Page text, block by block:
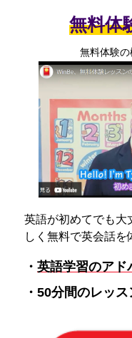
無料体
無料体験の
英語が初めてでも大
しく無料で英会話を
・ 英語学習のアド
・50分間のレッ